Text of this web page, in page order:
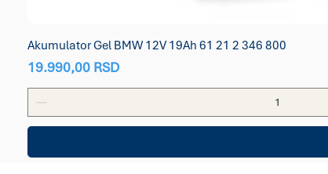
Akumulator Gel BMW 12V 19Ah 61 21 2 346 800
Price
19.990,00 RSD